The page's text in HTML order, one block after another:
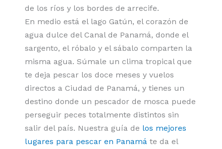
de los ríos y los bordes de arrecife.
En medio está el lago Gatún, el corazón de
agua dulce del Canal de Panamá, donde el
sargento, el róbalo y el sábalo comparten la
misma agua. Súmale un clima tropical que
te deja pescar los doce meses y vuelos
directos a Ciudad de Panamá, y tienes un
destino donde un pescador de mosca puede
perseguir peces totalmente distintos sin
salir del país. Nuestra guía de los mejores
lugares para pescar en Panamá te da el